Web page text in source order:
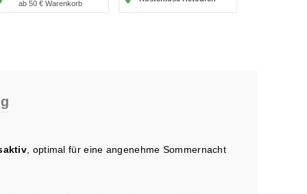
ab 50 € Warenkorb
, optimal für eine angenehme Sommernacht